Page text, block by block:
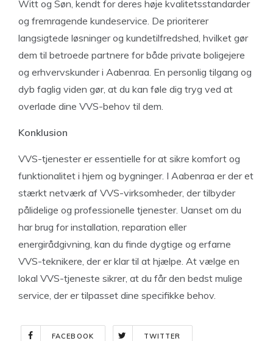
Witt og Søn, kendt for deres høje kvalitetsstandarder
og fremragende kundeservice. De prioriterer
langsigtede løsninger og kundetilfredshed, hvilket gør
dem til betroede partnere for både private boligejere
og erhvervskunder i Aabenraa. En personlig tilgang og
dyb faglig viden gør, at du kan føle dig tryg ved at
overlade dine VVS-behov til dem.
Konklusion
VVS-tjenester er essentielle for at sikre komfort og
funktionalitet i hjem og bygninger. I Aabenraa er der et
stærkt netværk af VVS-virksomheder, der tilbyder
pålidelige og professionelle tjenester. Uanset om du
har brug for installation, reparation eller
energirådgivning, kan du finde dygtige og erfarne
VVS-teknikere, der er klar til at hjælpe. At vælge en
lokal VVS-tjeneste sikrer, at du får den bedst mulige
service, der er tilpasset dine specifikke behov.
FACEBOOK TWITTER